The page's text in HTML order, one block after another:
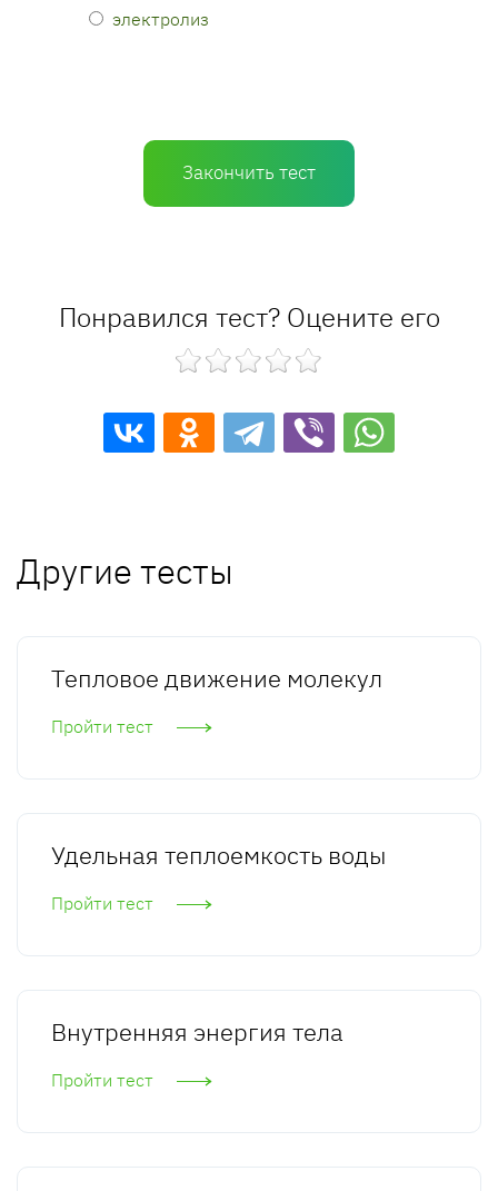
электролиз
Закончить тест
Понравился тест? Оцените его
Другие тесты
Тепловое движение молекул
Пройти тест
Удельная теплоемкость воды
Пройти тест
Внутренняя энергия тела
Пройти тест